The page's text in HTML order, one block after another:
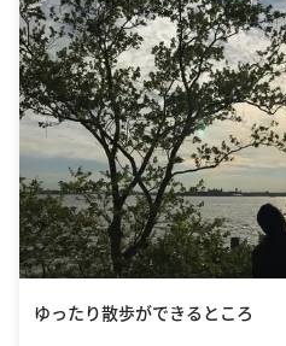
ゆったり散歩ができるところ